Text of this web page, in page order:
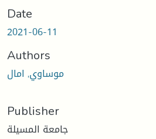
Date
2021-06-11
Authors
موساوي, امال
Publisher
جامعة المسيلة